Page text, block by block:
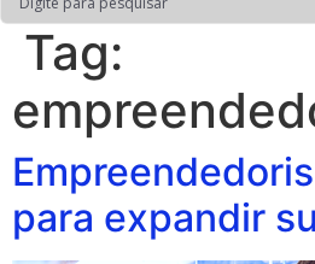
Tag:
para expandir